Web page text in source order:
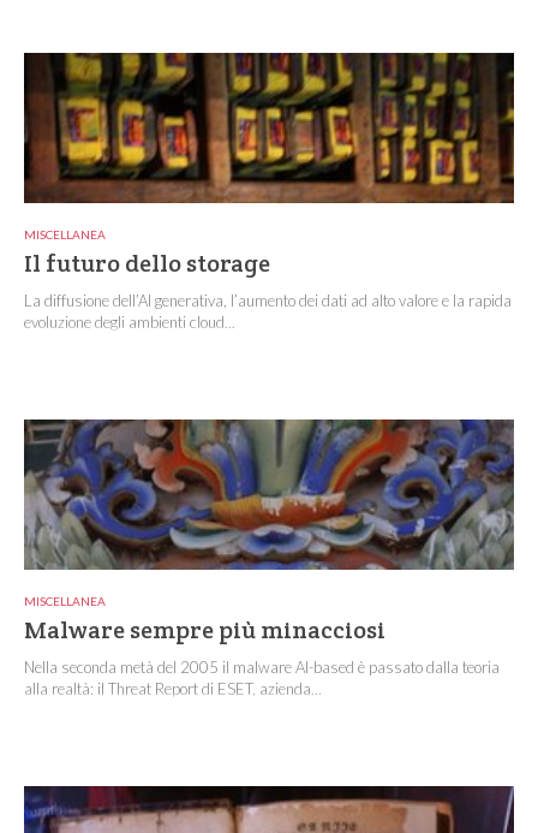
MISCELLANEA
Il futuro dello storage
La diffusione dell’AI generativa, l’aumento dei dati ad alto valore e la rapida
evoluzione degli ambienti cloud...
MISCELLANEA
Malware sempre più minacciosi
Nella seconda metà del 2005 il malware AI-based è passato dalla teoria
alla realtà: il Threat Report di ESET, azienda...